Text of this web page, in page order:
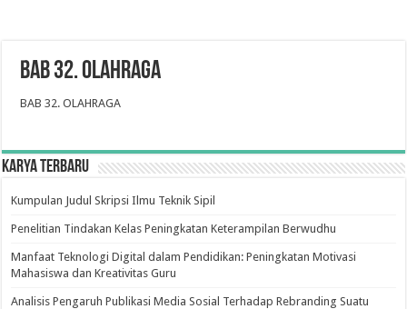
BAB 32. OLAHRAGA
BAB 32. OLAHRAGA
Karya Terbaru
Kumpulan Judul Skripsi Ilmu Teknik Sipil
Penelitian Tindakan Kelas Peningkatan Keterampilan Berwudhu
Manfaat Teknologi Digital dalam Pendidikan: Peningkatan Motivasi
Mahasiswa dan Kreativitas Guru
Analisis Pengaruh Publikasi Media Sosial Terhadap Rebranding Suatu